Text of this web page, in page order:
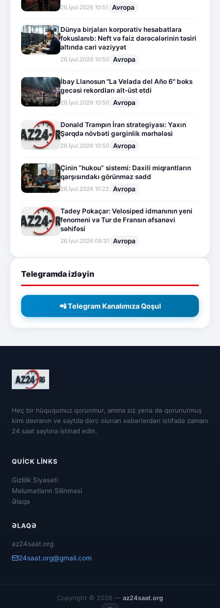
26.İyul.2026 10:51 Avropa
Dünya birjaları korporativ hesabatlara
fokuslanıb: Neft və faiz dərəcələrinin təsiri
altında cari vəziyyət
26.İyul.2026 10:50 Avropa
İbay Llanosun "La Velada del Año 6" boks
gecəsi rekordları alt-üst etdi
26.İyul.2026 10:50 Avropa
Donald Trampın İran strategiyası: Yaxın
Şərqdə növbəti gərginlik mərhələsi
26.İyul.2026 10:50 Avropa
Çinin “hukou” sistemi: Daxili miqrantların
qarşısındakı görünməz sədd
26.İyul.2026 10:22 Avropa
Tadey Pokaçar: Velosiped idmanının yeni
fenomeni və Tur de Fransın əfsanəvi
səhifəsi
26.İyul.2026 09:31 Avropa
Telegramda izləyin
📲 Telegram Kanalımıza Qoşul
Heç bir hüququmuz qorunmur, amma siz yenə də qorunurmuş
kimi davranın və saytda dərc olunan xəbərlərdən istifadə zamanı
24 saat saytına istinad edin.
QUICK LINKS
Gizlilik Siyasəti
Məlumatların Silinməsi
Əlaqə
ƏLAQƏ
az24saat.org
24saat.org@gmail.com
Copyright © 2026 — az24saat.org